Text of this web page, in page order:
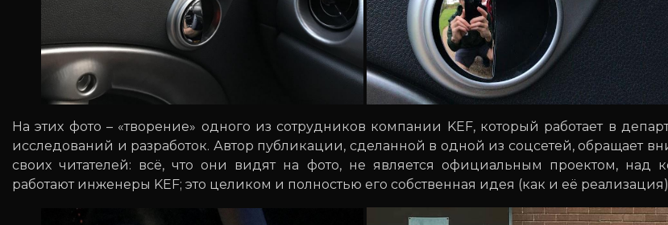
На этих фото – «творение» одного из сотрудников компании KEF, который работает в
исследований и разработок. Автор публикации, сделанной в одной из соцсетей, обращает
своих читателей: всё, что они видят на фото, не является официальным проектом, над
работают инженеры KEF; это целиком и полностью его собственная идея (как и её